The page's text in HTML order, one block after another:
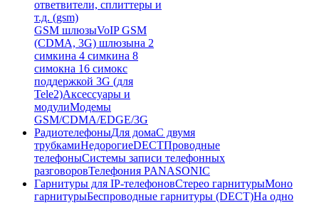
ответвители, сплиттеры и
т.д. (gsm)
GSM шлюзыVoIP GSM
(CDMA, 3G) шлюзына 2
симкина 4 симкина 8
симокна 16 симокс
поддержкой 3G (для
Tele2)Аксессуары и
модулиМодемы
GSM/CDMA/EDGE/3G
РадиотелефоныДля домаС двумя
трубкамиНедорогиеDECTПроводные
телефоныСистемы записи телефонных
разговоровТелефония PANASONIC
Гарнитуры для IP-телефоновСтерео гарнитурыМоно
гарнитурыБеспроводные гарнитуры (DECT)На одно